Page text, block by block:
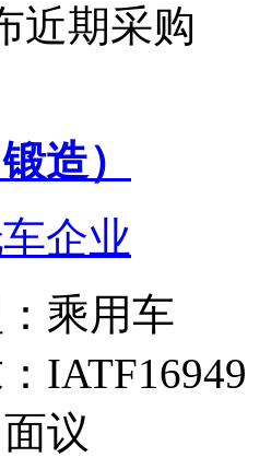
近期采购
造）
企业
乘用车
IATF16949
面议